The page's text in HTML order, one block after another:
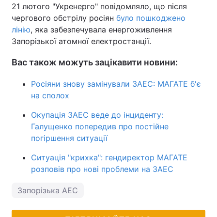
21 лютого "Укренерго" повідомляло, що після
чергового обстрілу росіян було пошкоджено
лінію, яка забезпечувала енергоживлення
Запорізької атомної електростанції.
Вас також можуть зацікавити новини:
Росіяни знову замінували ЗАЕС: МАГАТЕ б'є
на сполох
Окупація ЗАЕС веде до інциденту:
Галущенко попередив про постійне
погіршення ситуації
Ситуація "крихка": гендиректор МАГАТЕ
розповів про нові проблеми на ЗАЕС
Запорізька АЕС